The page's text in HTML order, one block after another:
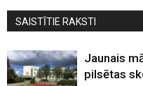
SAISTĪTIE RAKSTI
Jaunais
pilsētas